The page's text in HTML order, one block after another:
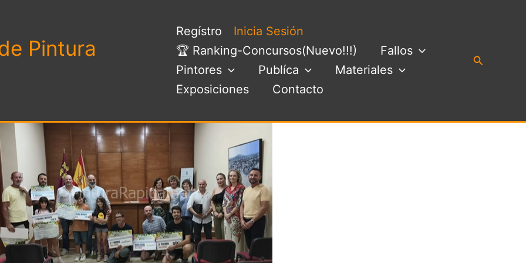
Pintura
Regístro
Inicia Sesión
🏆 Ranking-Concursos(Nuevo!!!)
Fallos
Pintores
Publíca
Materiales
Exposiciones
Contacto
Buscar